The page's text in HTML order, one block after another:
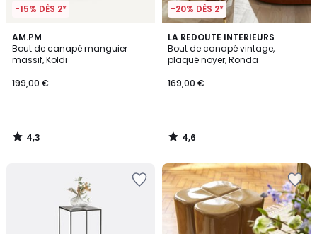
-15% DÈS 2*
AM.PM
Bout de canapé manguier
massif, Koldi
199,00 €
4,3
/ 5
4,3
/
-20% DÈS 2*
LA REDOUTE INTERIEURS
Bout de canapé vintage,
plaqué noyer, Ronda
169,00 €
4,6
/ 5
4,6
/